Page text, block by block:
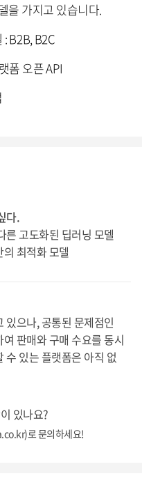
을 가지고 있습니다.
B2B, B2C
폼 오픈 API
다.
른 고도화된 딥러닝 모델
최적화 모델
있으나, 공통된 문제점인
판매와 구매 수요를 동시
수 있는 플랫폼은 아직 없
있나요?
로 문의하세요!